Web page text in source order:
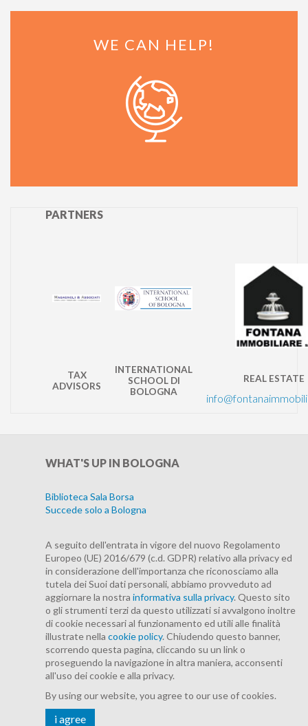
WE CAN HELP!
PARTNERS
TAX
ADVISORS
INTERNATIONAL
SCHOOL DI
BOLOGNA
REAL ESTATE
WHAT'S UP IN BOLOGNA
Biblioteca Sala Borsa
Succede solo a Bologna
A seguito dell'entrata in vigore del nuovo Regolamento
Europeo (UE) 2016/679 (c.d. GDPR) relativo alla privacy ed
in considerazione dell'importanza che riconosciamo alla
tutela dei Suoi dati personali, abbiamo provveduto ad
aggiornare la nostra informativa sulla privacy. Questo sito
o gli strumenti terzi da questo utilizzati si avvalgono inoltre
di cookie necessari al funzionamento ed utili alle finalità
illustrate nella cookie policy. Chiudendo questo banner,
scorrendo questa pagina, cliccando su un link o
proseguendo la navigazione in altra maniera, acconsenti
all'uso dei cookie e alla privacy.
By using our website, you agree to our use of cookies.
i agree